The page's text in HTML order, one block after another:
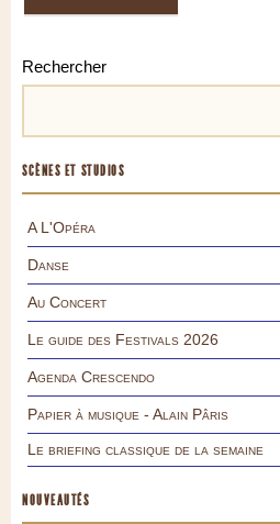
Rechercher
SCÈNES ET STUDIOS
A L'Opéra
Danse
Au Concert
Le guide des Festivals 2026
Agenda Crescendo
Papier à musique - Alain Pâris
Le briefing classique de la semaine
NOUVEAUTÉS